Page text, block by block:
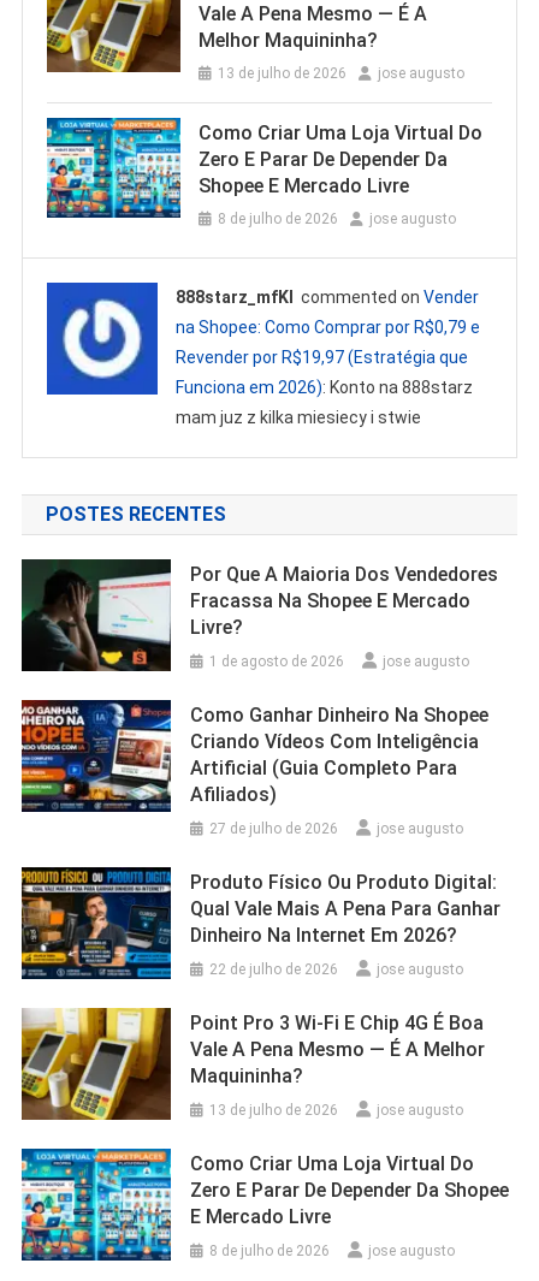
Vale A Pena Mesmo — É A
Melhor Maquininha?
13 de julho de 2026 jose augusto
Como Criar Uma Loja Virtual Do
Zero E Parar De Depender Da
Shopee E Mercado Livre
8 de julho de 2026 jose augusto
888starz_mfKl commented onVender
na Shopee: Como Comprar por R$0,79 e
Revender por R$19,97 (Estratégia que
Funciona em 2026): Konto na 888starz
mam juz z kilka miesiecy i stwie
POSTES RECENTES
Por Que A Maioria Dos Vendedores
Fracassa Na Shopee E Mercado
Livre?
1 de agosto de 2026 jose augusto
Como Ganhar Dinheiro Na Shopee
Criando Vídeos Com Inteligência
Artificial (Guia Completo Para
Afiliados)
27 de julho de 2026 jose augusto
Produto Físico Ou Produto Digital:
Qual Vale Mais A Pena Para Ganhar
Dinheiro Na Internet Em 2026?
22 de julho de 2026 jose augusto
Point Pro 3 Wi‑Fi E Chip 4G É Boa
Vale A Pena Mesmo — É A Melhor
Maquininha?
13 de julho de 2026 jose augusto
Como Criar Uma Loja Virtual Do
Zero E Parar De Depender Da Shopee
E Mercado Livre
8 de julho de 2026 jose augusto